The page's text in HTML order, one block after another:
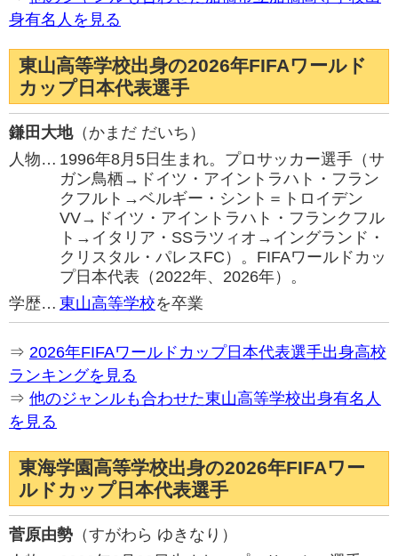
身有名人を見る
東山高等学校出身の2026年FIFAワールド
カップ日本代表選手
鎌田大地（かまだ だいち）
人物… 1996年8月5日生まれ。プロサッカー選手（サ
ガン鳥栖→ドイツ・アイントラハト・フラン
クフルト→ベルギー・シント＝トロイデン
VV→ドイツ・アイントラハト・フランクフル
ト→イタリア・SSラツィオ→イングランド・
クリスタル・パレスFC）。FIFAワールドカッ
プ日本代表（2022年、2026年）。
学歴… 東山高等学校を卒業
⇒ 2026年FIFAワールドカップ日本代表選手出身高校
ランキングを見る
⇒ 他のジャンルも合わせた東山高等学校出身有名人
を見る
東海学園高等学校出身の2026年FIFAワー
ルドカップ日本代表選手
菅原由勢 （すがわら ゆきなり）